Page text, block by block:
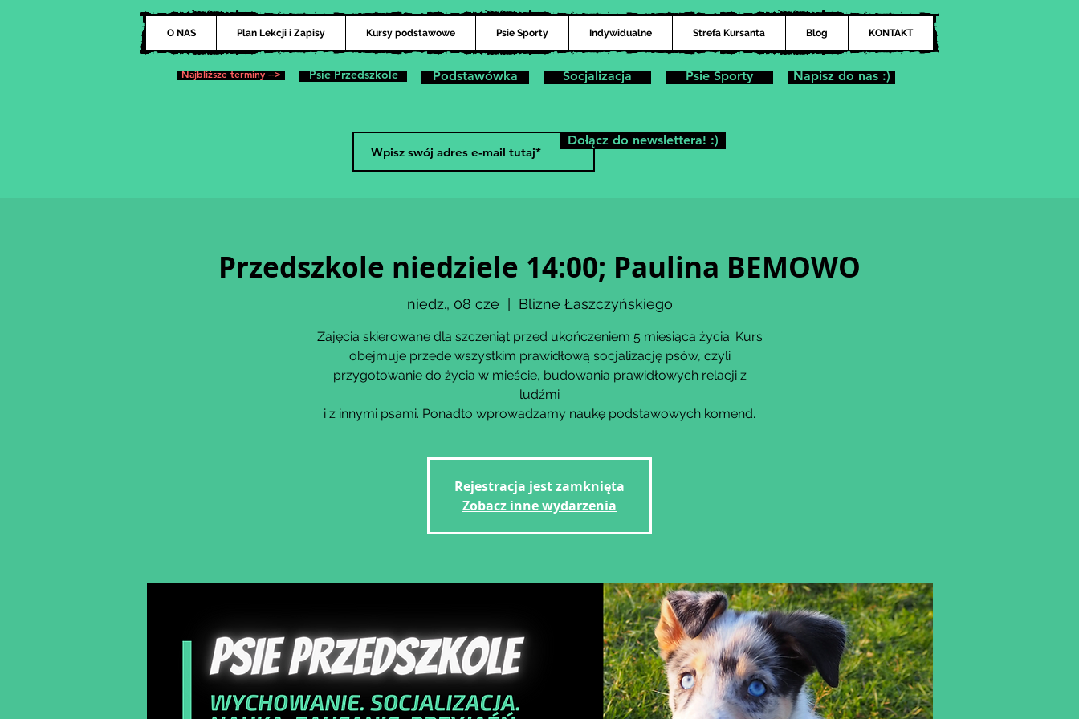
O NAS Plan Lekcji i Zapisy Kursy podstawowe Psie Sporty Indywidualne Strefa Kursanta Blog KONTAKT
Najbliższe terminy --> Psie Przedszkole Podstawówka Socjalizacja Psie Sporty Napisz do nas :)
Przedszkole niedziele 14:00; Paulina BEMOWO
niedz., 08 cze Blizne Łaszczyńskiego
Zajęcia skierowane dla szczeniąt przed ukończeniem 5 miesiąca życia. Kurs
obejmuje przede wszystkim prawidłową socjalizację psów, czyli
przygotowanie do życia w mieście, budowania prawidłowych relacji z
ludźmi
i z innymi psami. Ponadto wprowadzamy naukę podstawowych komend.
Rejestracja jest zamknięta
Zobacz inne wydarzenia
Dołącz do newslettera! :)